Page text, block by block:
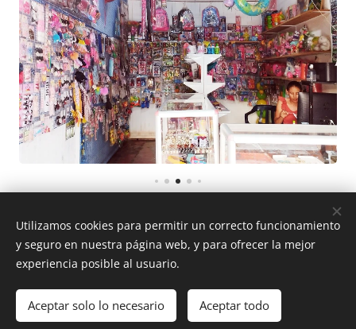
© 2024 La Favorita Digital Radio Online, Solita - Caquetá - Colombia
Creado conWebnode Cookies
¡Crea tu página web gratis! Comenzar
Utilizamos cookies para permitir un correcto funcionamiento
y seguro en nuestra página web, y para ofrecer la mejor
experiencia posible al usuario.
Aceptar solo lo necesario Aceptar todo